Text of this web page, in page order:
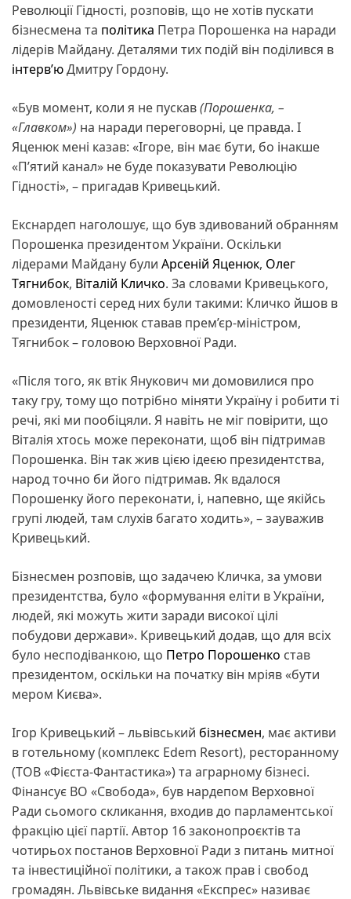
Революції Гідності, розповів, що не хотів пускати
бізнесмена та політика Петра Порошенка на наради
лідерів Майдану. Деталями тих подій він поділився в
інтервʼюДмитру Гордону.
«Був момент, коли я не пускав(Порошенка, –
«Главком») на наради переговорні, це правда. І
Яценюк мені казав: «Ігоре, він має бути, бо інакше
«П’ятий канал» не буде показувати Революцію
Гідності», – пригадав Кривецький.
Екснардеп наголошує, що був здивований обранням
Порошенка президентом України. Оскільки
лідерами Майдану були Арсеній Яценюк, Олег
Тягнибок, Віталій Кличко. За словами Кривецького,
домовленості серед них були такими: Кличко йшов в
президенти, Яценюк ставав прем’єр-міністром,
Тягнибок – головою Верховної Ради.
«Після того, як втік Янукович ми домовилися про
таку гру, тому що потрібно міняти Україну і робити ті
речі, які ми пообіцяли. Я навіть не міг повірити, що
Віталія хтось може переконати, щоб він підтримав
Порошенка. Він так жив цією ідеєю президентства,
народ точно би його підтримав. Як вдалося
Порошенку його переконати, і, напевно, ще якійсь
групі людей, там слухів багато ходить», – зауважив
Кривецький.
Бізнесмен розповів, що задачею Кличка, за умови
президентства, було «формування еліти в України,
людей, які можуть жити заради високої цілі
побудови держави». Кривецький додав, що для всіх
було несподіванкою, що Петро Порошенко став
президентом, оскільки на початку він мріяв «бути
мером Києва».
Ігор Кривецький – львівський бізнесмен, має активи
в готельному (комплекс Edem Resort), ресторанному
(ТОВ «Фієста-Фантастика») та аграрному бізнесі.
Фінансує ВО «Свобода», був нардепом Верховної
Ради сьомого скликання, входив до парламентської
фракцію цієї партії. Автор 16 законопроєктів та
чотирьох постанов Верховної Ради з питань митної
та інвестиційної політики, а також прав і свобод
громадян. Львівське видання «Експрес» називає